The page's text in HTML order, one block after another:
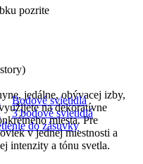
jedálne, obývacej izby,
na dekoratívne
miesta. Pre
v jednej miestnosti a
intenzity a tónu svetla.
pozrite
Bodové svietidlá
3 bodové svietidlá
do zásuvky